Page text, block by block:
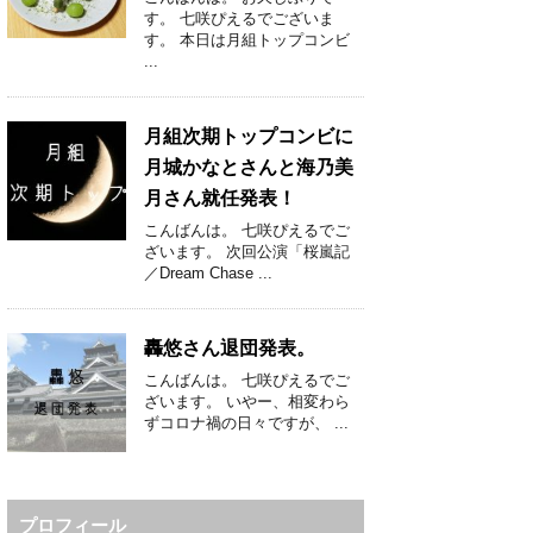
す。 七咲ぴえるでございま
す。 本日は月組トップコンビ
...
月組次期トップコンビに
月城かなとさんと海乃美
月さん就任発表！
こんばんは。 七咲ぴえるでご
ざいます。 次回公演「桜嵐記
／Dream Chase ...
轟悠さん退団発表。
こんばんは。 七咲ぴえるでご
ざいます。 いやー、相変わら
ずコロナ禍の日々ですが、 ...
プロフィール